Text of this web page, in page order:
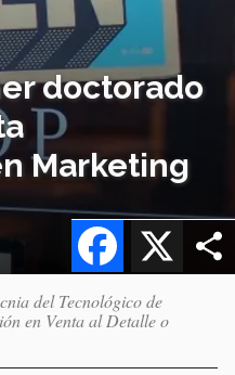
doctorado
Marketing
X
Facebook
del Tecnológico de
en Venta al Detalle o